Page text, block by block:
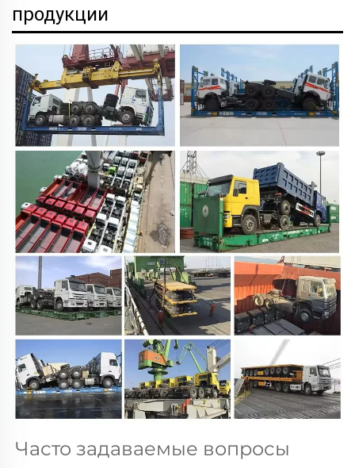
продукции
Часто задаваемые вопросы